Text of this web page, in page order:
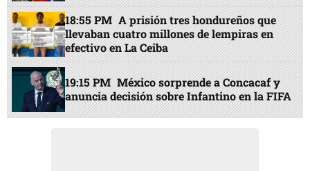
18:55 PM A prisión tres hondureños que
llevaban cuatro millones de lempiras en
efectivo en La Ceiba
19:15 PM México sorprende a Concacaf y
anuncia decisión sobre Infantino en la FIFA